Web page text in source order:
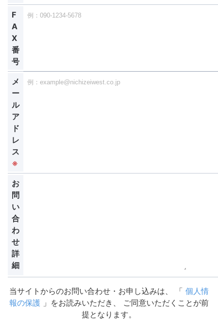
F
A
X
番
号
メ
ー
ル
ア
ド
レ
ス
※
お
問
い
合
わ
せ
詳
細
当サイトからのお問い合わせ・お申し込みは、 「 個人情
報の保護 」をお読みいただき、
ご同意いただくことが前
提となります。